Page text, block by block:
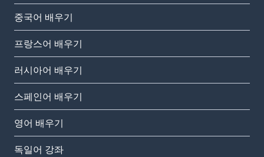
중국어 배우기
프랑스어 배우기
러시아어 배우기
스페인어 배우기
영어 배우기
독일어 강좌